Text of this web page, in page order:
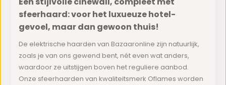
sfeerhaard: voor het luxueuze hotel-
gevoel, maar dan gewoon thuis!
De elektrische haarden van Bazaaronline zijn natuurlijk,
zoals je van ons gewend bent, nét even wat anders,
waardoor ze uitstijgen boven het reguliere aanbod.
Onze sfeerhaarden van kwaliteitsmerk Oflames worden